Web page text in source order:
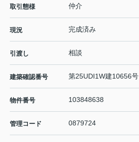
取引態様 仲介
現況 完成済み
引渡し 相談
建築確認番号 第25UDI1W建10656号
物件番号 103848638
管理コード 0879724